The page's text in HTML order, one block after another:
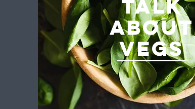
TALK
ABOUT
VEGS